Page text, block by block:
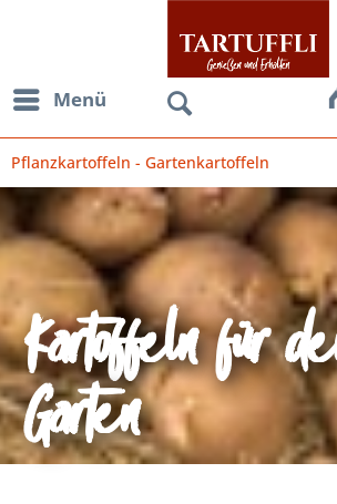
Menü
Pflanzkartoffeln - Gartenkartoffeln
Kartoffeln für
Garten